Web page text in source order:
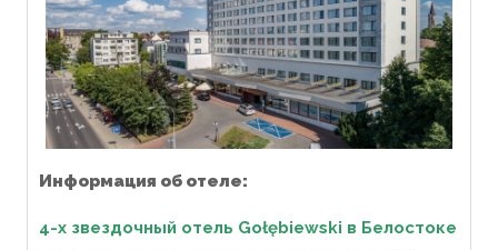
Информация об отеле:
4-х звездочный отель Gołębiewski в Белостоке